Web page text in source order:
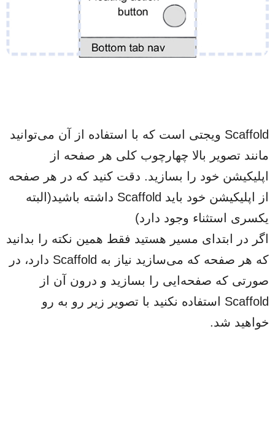
Scaffold ویجتی است که با استفاده از آن می‌توانید
مانند تصویر بالا چهارچوب کلی هر صفحه از
اپلیکیشن خود را بسازید. دقت کنید که در هر صفحه
از اپلیکیشن خود باید Scaffold داشته باشید(البته
یکسری استثناء وجود دارد)
اگر در ابتدای مسیر هستید فقط همین نکته را بدانید
که هر صفحه که می‌سازید نیاز به Scaffold دارد، در
صورتی که صفحه‌ایی را بسازید و درون آن از
Scaffold استفاده نکنید با تصویر زیر رو به رو
خواهید شد.